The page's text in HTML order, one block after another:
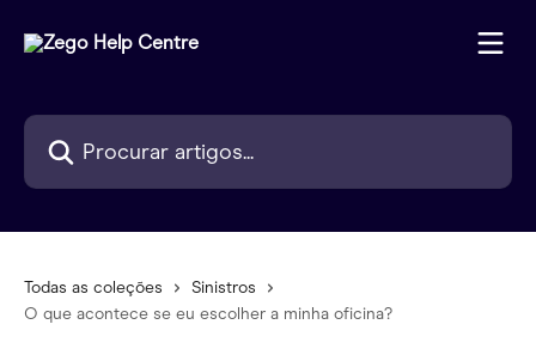
Procurar artigos...
Todas as coleções
Sinistros
O que acontece se eu escolher a minha oficina?